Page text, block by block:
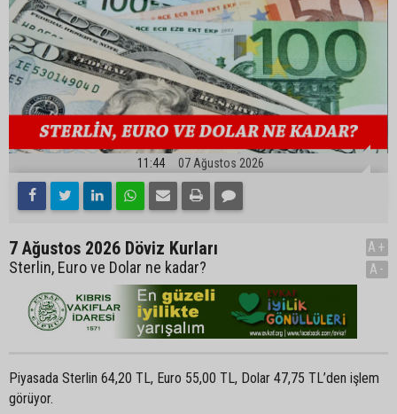
11:44 07 Ağustos 2026
7 Ağustos 2026 Döviz Kurları
Sterlin, Euro ve Dolar ne kadar?
A+
A-
Piyasada Sterlin 64,20 TL, Euro 55,00 TL, Dolar 47,75 TL’den işlem
görüyor.